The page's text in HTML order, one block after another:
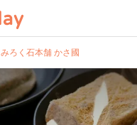
みろく石本舗 かさ國